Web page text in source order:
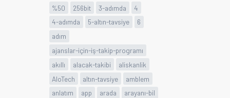
%50 256bit 3-adımda
4
4-adımda
5-altın-tavsiye
6
adım
ajanslar-için-iş-takip-programı
akıllı
alacak-takibi
aliskanlik
AloTech
altın-tavsiye
amblem
anlatım
app arada
arayanı-bil